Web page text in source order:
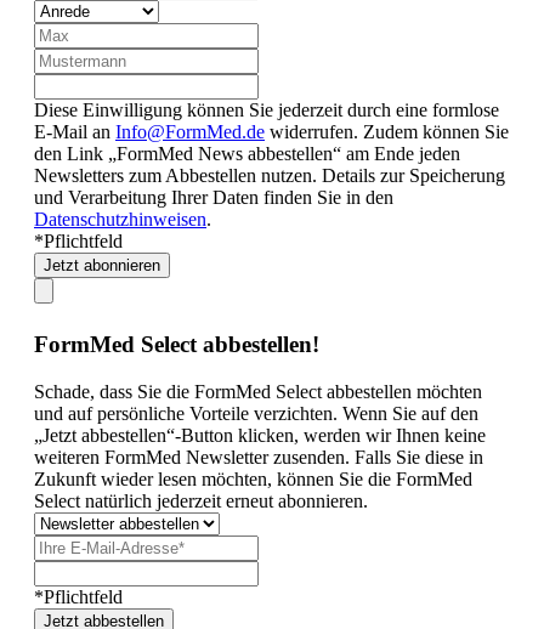
Diese Einwilligung können Sie jederzeit durch eine formlose
E-Mail an Info@FormMed.de widerrufen. Zudem können Sie
den Link „FormMed News abbestellen“ am Ende jeden
Newsletters zum Abbestellen nutzen. Details zur Speicherung
und Verarbeitung Ihrer Daten finden Sie in den
Datenschutzhinweisen.
*Pflichtfeld
Jetzt abonnieren
FormMed Select abbestellen!
Schade, dass Sie die FormMed Select abbestellen möchten
und auf persönliche Vorteile verzichten. Wenn Sie auf den
„Jetzt abbestellen“-Button klicken, werden wir Ihnen keine
weiteren FormMed Newsletter zusenden. Falls Sie diese in
Zukunft wieder lesen möchten, können Sie die FormMed
Select natürlich jederzeit erneut abonnieren.
*Pflichtfeld
Jetzt abbestellen